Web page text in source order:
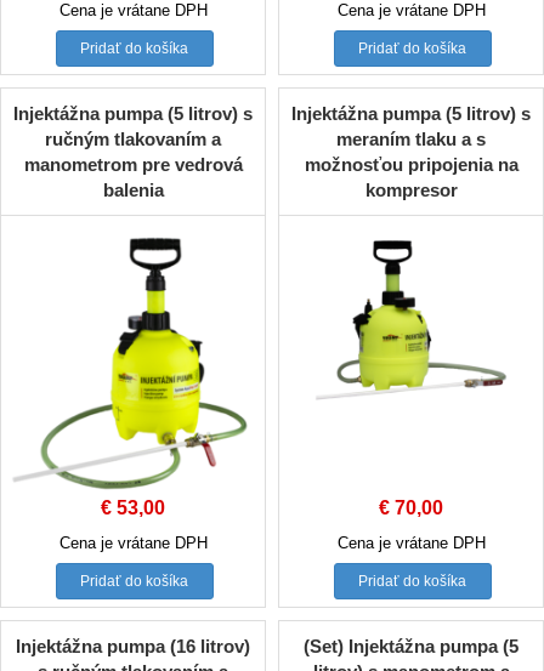
Cena je vrátane DPH
Pridať do košíka
Cena je vrátane DPH
Pridať do košíka
Injektážna pumpa (5 litrov) s
ručným tlakovaním a
manometrom pre vedrová
balenia
€ 53,00
Cena je vrátane DPH
Pridať do košíka
Injektážna pumpa (5 litrov) s
meraním tlaku a s
možnosťou pripojenia na
kompresor
€ 70,00
Cena je vrátane DPH
Pridať do košíka
Injektážna pumpa (16 litrov)
(Set) Injektážna pumpa (5